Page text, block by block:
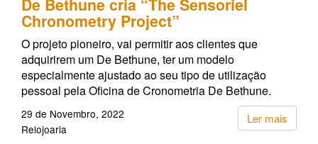
De Bethune cria “The Sensoriel
Chronometry Project”
O projeto pioneiro, vai permitir aos clientes que
adquirirem um De Bethune, ter um modelo
especialmente ajustado ao seu tipo de utilização
pessoal pela Oficina de Cronometria De Bethune.
Ler mais
29 de Novembro, 2022
Relojoaria